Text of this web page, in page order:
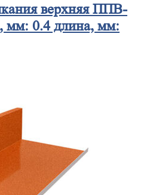
верхняя ППВ-
мм: 0.4 длина, мм: